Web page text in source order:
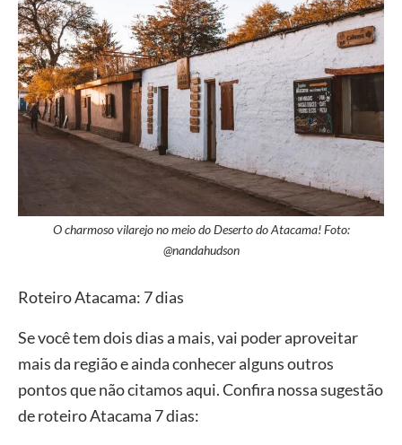
O charmoso vilarejo no meio do Deserto do Atacama! Foto:
@nandahudson
Roteiro Atacama: 7 dias
Se você tem dois dias a mais, vai poder aproveitar
mais da região e ainda conhecer alguns outros
pontos que não citamos aqui. Confira nossa sugestão
de roteiro Atacama 7 dias: